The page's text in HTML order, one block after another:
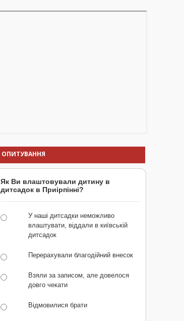
ОПИТУВАННЯ
Як Ви влаштовували дитину в
дитсадок в Приірпінні?
У наші дитсадки неможливо
влаштувати, віддали в київській
дитсадок
Перерахували благодійний внесок
Взяли за записом, але довелося
довго чекати
Відмовилися брати